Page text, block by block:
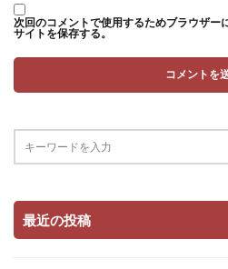
次回のコメントで使用するためブラウザー
サイトを保存する。
最近の投稿